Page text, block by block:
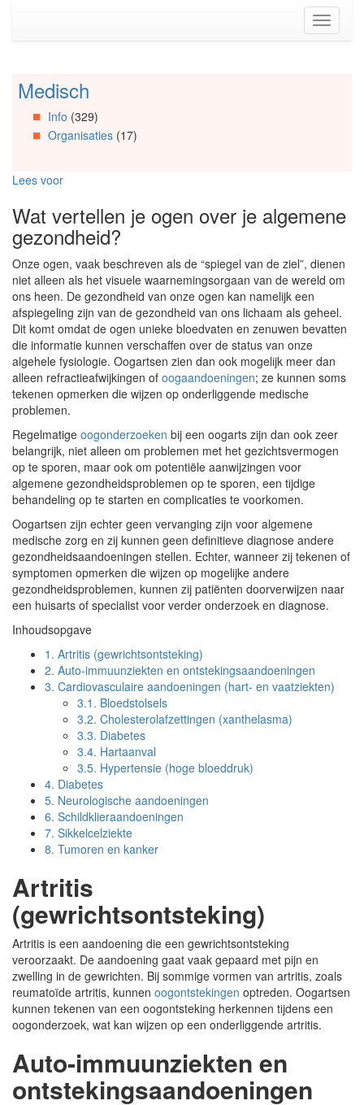
(Accesskey
Toggle
Spring
Artikels
Spring
Spring
Organisaties
Spring
naar
Social
media
Medisch
Info (329)
Organisaties(17)
Lees voor
Wat vertellen je ogen over je algemene
gezondheid?
Onze ogen, vaak beschreven als de “spiegel van de ziel”, dienen
niet alleen als het visuele waarnemingsorgaan van de wereld om
ons heen. De gezondheid van onze ogen kan namelijk een
afspiegeling zijn van de gezondheid van ons lichaam als geheel.
Dit komt omdat de ogen unieke bloedvaten en zenuwen bevatten
die informatie kunnen verschaffen over de status van onze
algehele fysiologie. Oogartsen zien dan ook mogelijk meer dan
alleen refractieafwijkingen of oogaandoeningen; ze kunnen soms
tekenen opmerken die wijzen op onderliggende medische
problemen.
Regelmatige oogonderzoeken bij een oogarts zijn dan ook zeer
belangrijk, niet alleen om problemen met het gezichtsvermogen
op te sporen, maar ook om potentiële aanwijzingen voor
algemene gezondheidsproblemen op te sporen, een tijdige
behandeling op te starten en complicaties te voorkomen.
Oogartsen zijn echter geen vervanging zijn voor algemene
medische zorg en zij kunnen geen definitieve diagnose andere
gezondheidsaandoeningen stellen. Echter, wanneer zij tekenen of
symptomen opmerken die wijzen op mogelijke andere
gezondheidsproblemen, kunnen zij patiënten doorverwijzen naar
een huisarts of specialist voor verder onderzoek en diagnose.
Inhoudsopgave
1. Artritis (gewrichtsontsteking)
2. Auto-immuunziekten en ontstekingsaandoeningen
3. Cardiovasculaire aandoeningen (hart- en vaatziekten)
3.1. Bloedstolsels
3.2. Cholesterolafzettingen (xanthelasma)
3.3. Diabetes
3.4. Hartaanval
3.5. Hypertensie (hoge bloeddruk)
4. Diabetes
5. Neurologische aandoeningen
6. Schildklieraandoeningen
7. Sikkelcelziekte
8. Tumoren en kanker
Artritis
(gewrichtsontsteking)
Artritis is een aandoening die een gewrichtsontsteking
veroorzaakt. De aandoening gaat vaak gepaard met pijn en
zwelling in de gewrichten. Bij sommige vormen van artritis, zoals
reumatoïde artritis, kunnen oogontstekingen optreden. Oogartsen
kunnen tekenen van een oogontsteking herkennen tijdens een
oogonderzoek, wat kan wijzen op een onderliggende artritis.
Auto-immuunziekten en
ontstekingsaandoeningen